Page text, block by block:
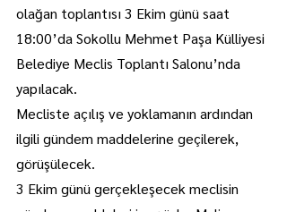
olağan toplantısı 3 Ekim günü saat
18:00’da Sokollu Mehmet Paşa Külliyesi
Belediye Meclis Toplantı Salonu’nda
yapılacak.
Mecliste açılış ve yoklamanın ardından
ilgili gündem maddelerine geçilerek,
görüşülecek.
3 Ekim günü gerçekleşecek meclisin